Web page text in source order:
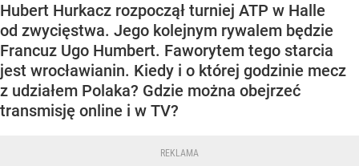
Hubert Hurkacz rozpoczął turniej ATP w Halle
od zwycięstwa. Jego kolejnym rywalem będzie
Francuz Ugo Humbert. Faworytem tego starcia
jest wrocławianin. Kiedy i o której godzinie mecz
z udziałem Polaka? Gdzie można obejrzeć
transmisję online i w TV?